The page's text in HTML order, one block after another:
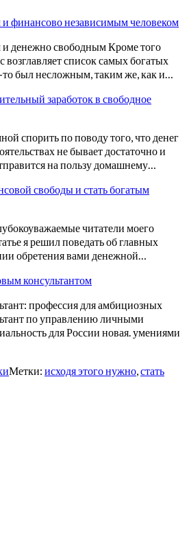
и финансово независимым человеком
и денежно свободным Кроме того
возглавляет список самых богатых
то был несложным, таким же, как и…
заработок в свободное
спорить по поводу того, что денег
не бывает достаточно и
на пользу домашнему…
свободы и стать богатым
читатели моего
я решил поведать об главных
обретения вами денежной…
консультантом
профессия для амбициозных
по управлению личными
для России новая. умениями
Метки: исходя этого нужно,стать